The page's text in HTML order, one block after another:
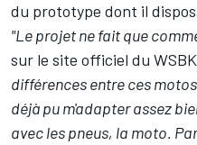
du prototype dont il
"Le projet ne fait que
sur le site officiel du
différences entre ces
déjà pu m'adapter assez
avec les pneus, la moto.